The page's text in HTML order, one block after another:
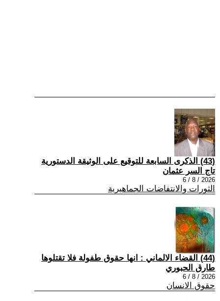
(43) الذكرى السابعة للتوقيع على الوثيقة الدستورية
تاج السر عثمان
2026 / 8 / 6
الثورات والانتفاضات الجماهيرية
(44) القضاء الالماني : انها حقوق طفولة فلا تقتلوها
طارق الحبوري
2026 / 8 / 6
حقوق الانسان